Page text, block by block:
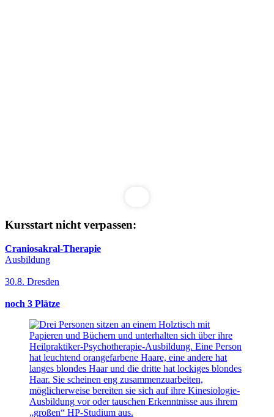
Kursstart nicht verpassen:
Craniosakral-Therapie
Ausbildung
30.8. Dresden
noch 3 Plätze